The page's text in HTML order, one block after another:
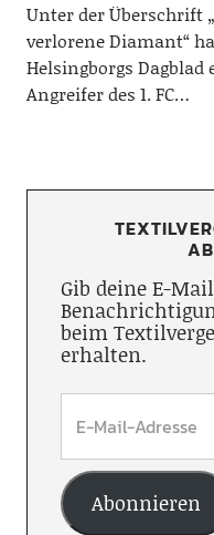
Unter der Überschrift
verlorene Diamant“
Helsingborgs
Angreifer des 1. FC…
Gib deine E-
beim
erhalten.
Abonnieren